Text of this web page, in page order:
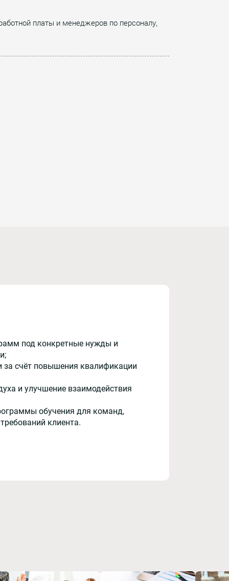
платы и менеджеров по персоналу,
под конкретные нужды и
за счёт повышения квалификации
и улучшение взаимодействия
обучения для команд,
клиента.